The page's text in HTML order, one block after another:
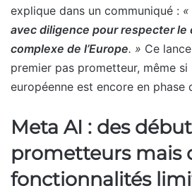
explique dans un communiqué : «
avec diligence pour respecter le
complexe de l’Europe. » Ce
premier pas prometteur, même si
européenne est encore en phase
Meta AI : des
prometteurs mais
fonctionnalités